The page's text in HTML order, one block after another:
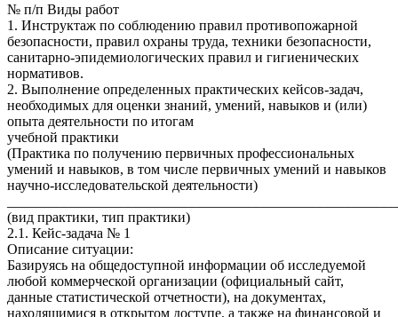
№ п/п Виды работ
1. Инструктаж по соблюдению правил противопожарной
безопасности, правил охраны труда, техники безопасности,
санитарно-эпидемиологических правил и гигиенических
нормативов.
2. Выполнение определенных практических кейсов-задач,
необходимых для оценки знаний, умений, навыков и (или)
опыта деятельности по итогам
учебной практики
(Практика по получению первичных профессиональных
умений и навыков, в том числе первичных умений и навыков
научно-исследовательской деятельности)
(вид практики, тип практики)
2.1. Кейс-задача № 1
Описание ситуации:
Базируясь на общедоступной информации об исследуемой
любой коммерческой организации (официальный сайт,
данные статистической отчетности), на документах,
находящимися в открытом доступе, а также на финансовой и